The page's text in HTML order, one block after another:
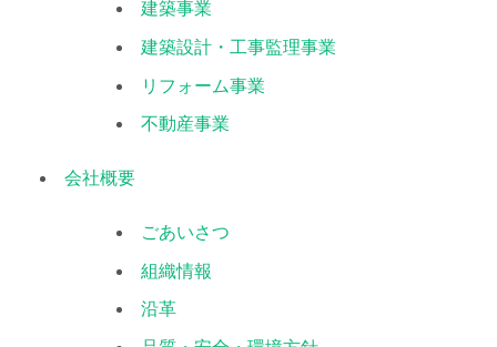
建築事業
建築設計・工事監理事業
リフォーム事業
不動産事業
会社概要
ごあいさつ
組織情報
沿革